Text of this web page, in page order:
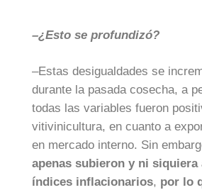
–¿Esto se profundizó?
–Estas desigualdades se
durante la pasada cosecha, a
todas las variables fueron
vitivinicultura, en cuanto a
en mercado interno. Sin
apenas subieron y ni siquiera
índices inflacionarios, por lo